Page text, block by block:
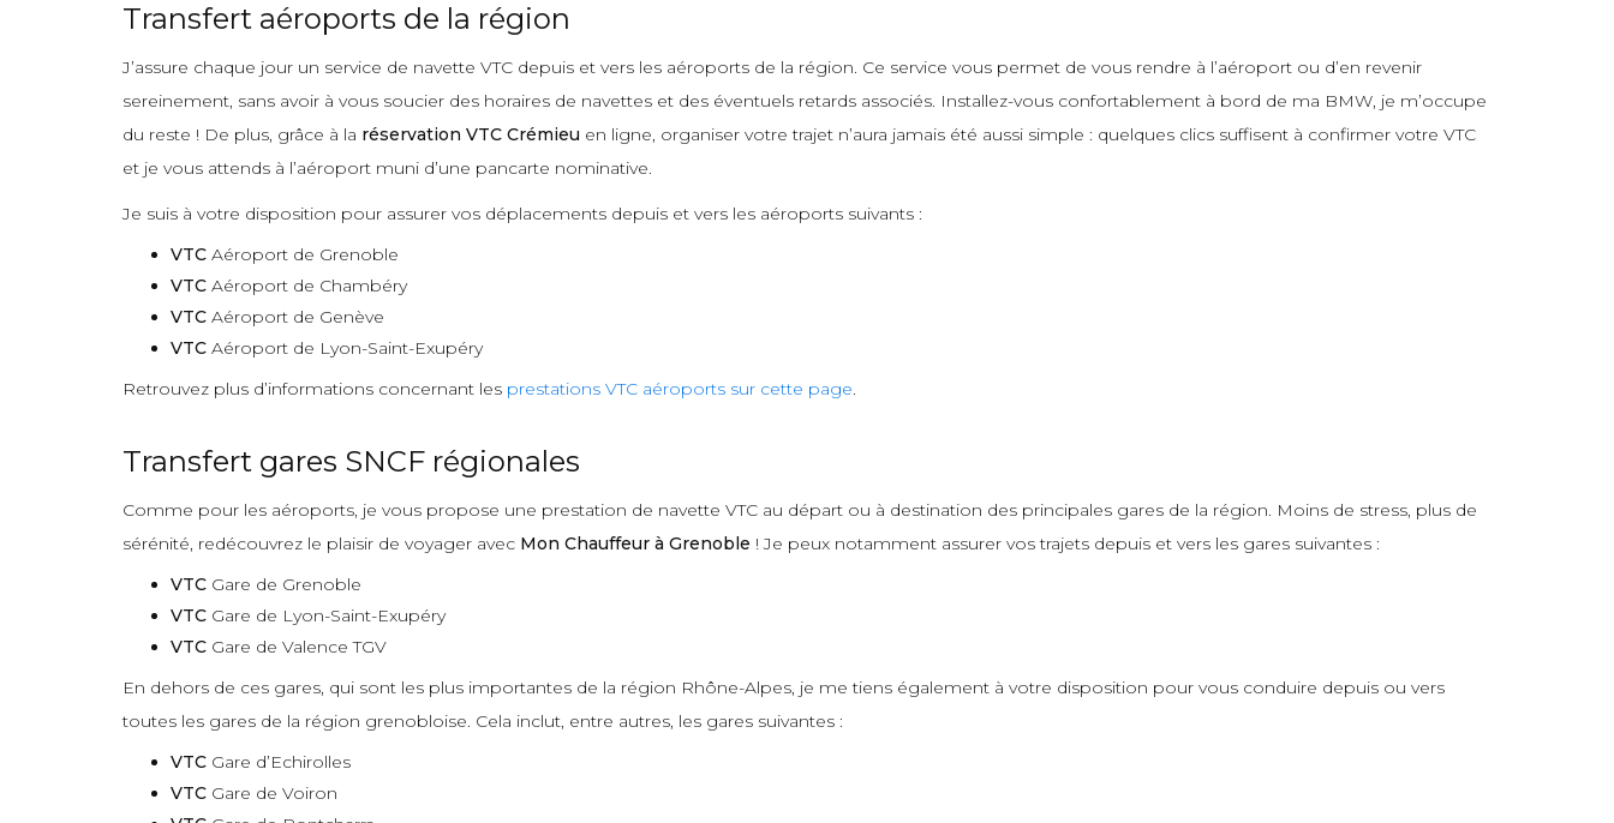
Transfert aéroports de la région
J’assure chaque jour un service de navette VTC depuis et vers les aéroports de la région. Ce service vous permet de vous rendre à l’aéroport ou d’en revenir
sereinement, sans avoir à vous soucier des horaires de navettes et des éventuels retards associés. Installez-vous confortablement à bord de ma BMW, je m’occupe
du reste ! De plus, grâce à la réservation VTC Crémieu en ligne, organiser votre trajet n’aura jamais été aussi simple : quelques clics suffisent à confirmer votre VTC
et je vous attends à l’aéroport muni d’une pancarte nominative.
Je suis à votre disposition pour assurer vos déplacements depuis et vers les aéroports suivants :
VTC Aéroport de Grenoble
VTC Aéroport de Chambéry
VTC Aéroport de Genève
VTC Aéroport de Lyon-Saint-Exupéry
Retrouvez plus d’informations concernant les prestations VTC aéroports sur cette page.
Transfert gares SNCF régionales
Comme pour les aéroports, je vous propose une prestation de navette VTC au départ ou à destination des principales gares de la région. Moins de stress, plus de
sérénité, redécouvrez le plaisir de voyager avec Mon Chauffeur à Grenoble ! Je peux notamment assurer vos trajets depuis et vers les gares suivantes :
VTC Gare de Grenoble
VTC Gare de Lyon-Saint-Exupéry
VTC Gare de Valence TGV
En dehors de ces gares, qui sont les plus importantes de la région Rhône-Alpes, je me tiens également à votre disposition pour vous conduire depuis ou vers
toutes les gares de la région grenobloise. Cela inclut, entre autres, les gares suivantes :
VTC Gare d’Echirolles
VTC Gare de Voiron